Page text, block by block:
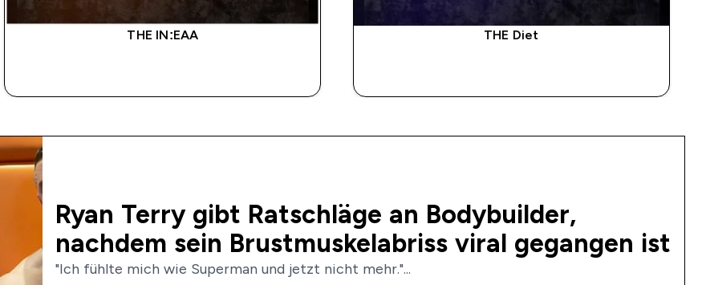
THE IN:EAA THE Diet
Ryan Terry gibt Ratschläge an Bodybuilder,
nachdem sein Brustmuskelabriss viral gegangen ist
"Ich fühlte mich wie Superman und jetzt nicht mehr."...